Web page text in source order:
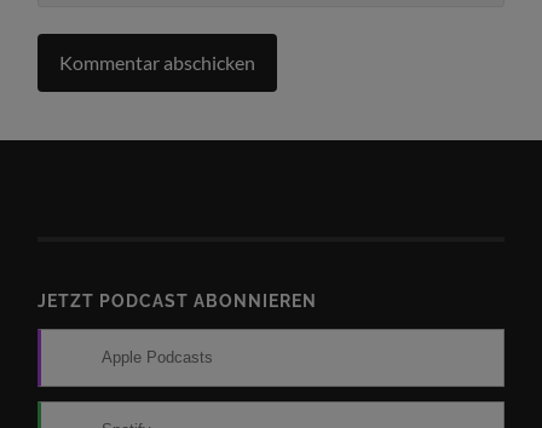
JETZT PODCAST ABONNIEREN
Apple Podcasts